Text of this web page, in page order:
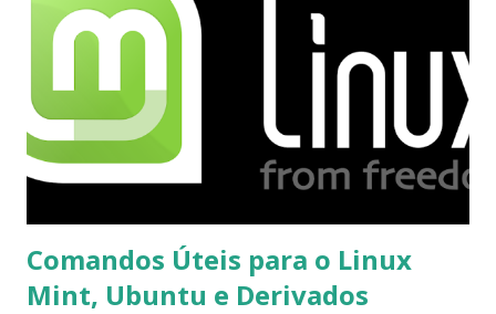
opções e o Pidgin, que se mostra como opção.
Comandos Úteis para o Linux
Mint, Ubuntu e Derivados